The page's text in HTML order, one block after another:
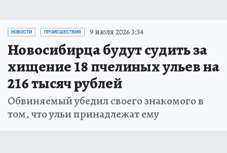
НОВОСТИ ПРОИСШЕСТВИЯ 9 июля 2026 3:34
Новосибирца будут судить за
хищение 18 пчелиных ульев на
216 тысяч рублей
Обвиняемый убедил своего знакомого в
том, что ульи принадлежат ему